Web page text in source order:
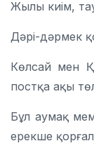
Жылы киім,
Дәрі-дәрмек
Көлсай мен
постқа ақы
Бұл аумақ
ерекше